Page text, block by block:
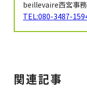
beillevaire西宮事
TEL:080-3487-
関連記事